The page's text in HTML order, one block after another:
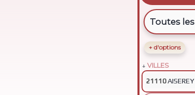
+ d'options
VILLES
21110AISEREY